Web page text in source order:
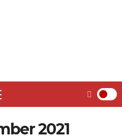
2021